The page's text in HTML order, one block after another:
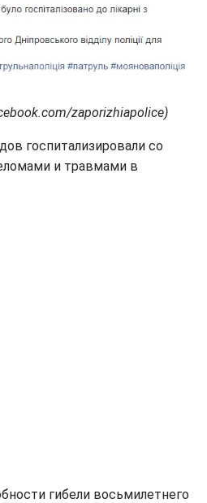
zaporizhiapolice)
госпитализировали со
и травмами в
гибели восьмилетнего